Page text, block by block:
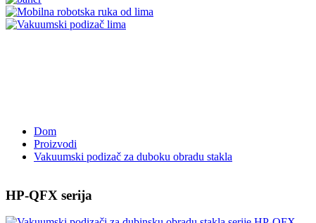
Dom
Proizvodi
Vakuumski podizač za duboku obradu stakla
HP-QFX serija